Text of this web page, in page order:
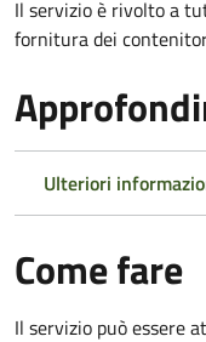
Il servizio è rivolto a
fornitura dei
Ulteriori
Come fare
Il servizio può essere